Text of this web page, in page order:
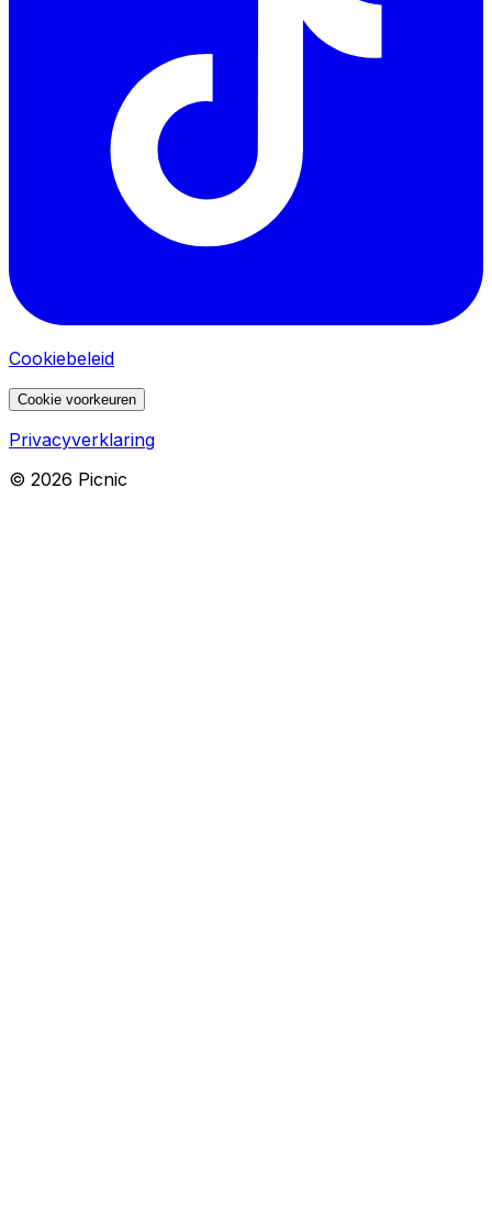
Cookiebeleid
Cookie voorkeuren
Privacyverklaring
© 2026 Picnic